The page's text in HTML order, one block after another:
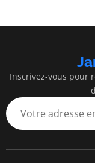
Inscrivez-vous pour